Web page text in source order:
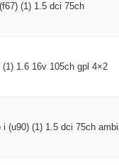
(1) 1.5 dci 75ch
1.6 16v 105ch gpl 4×2
(u90) (1) 1.5 dci 75ch